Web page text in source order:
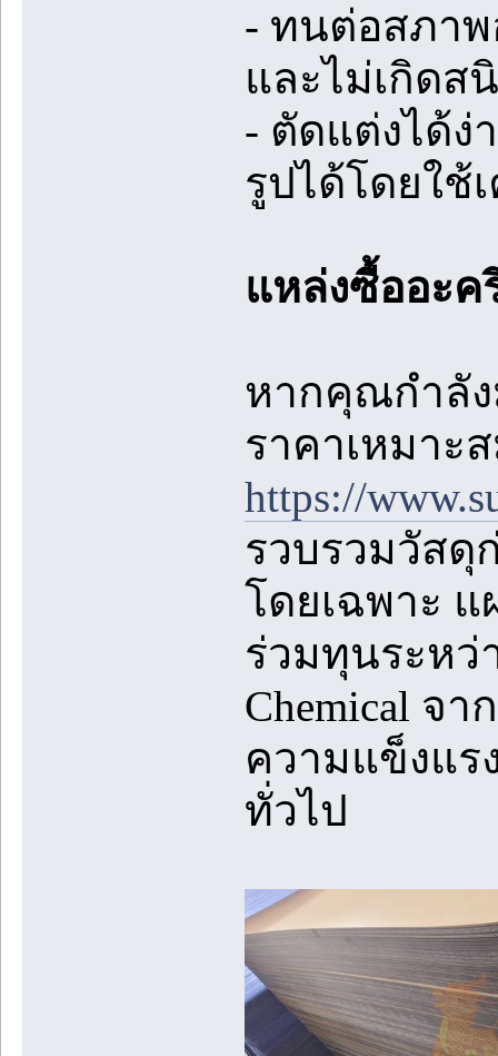
- ทนต่อสภาพ
และไม่เกิดส
- ตัดแต่งได้ง่
รูปได้โดยใช้
แหล่งซื้ออะ
หากคุณกำลั
ราคาเหมาะ
https://
รวบรวมวัสดุ
โดยเฉพาะ
ร่วมทุนระหว่า
Chemical จ
ความแข็งแร
ทั่วไป